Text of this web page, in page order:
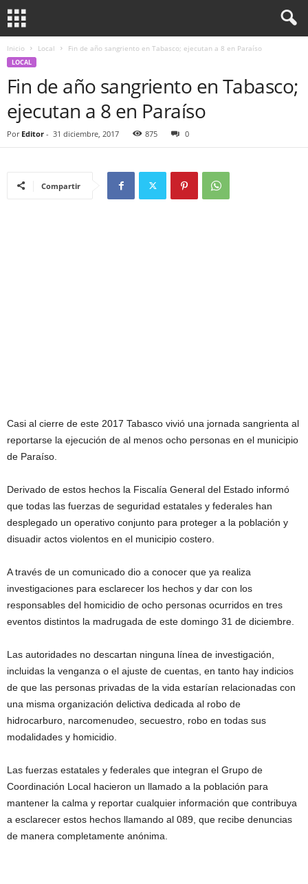
Inicio Local Fin de año sangriento en Tabasco; ejecutan a 8 en Paraíso
LOCAL
Fin de año sangriento en Tabasco;
ejecutan a 8 en Paraíso
Por Editor - 31 diciembre, 2017 875 0
Compartir
Casi al cierre de este 2017 Tabasco vivió una jornada sangrienta al
reportarse la ejecución de al menos ocho personas en el municipio
de Paraíso.
Derivado de estos hechos la Fiscalía General del Estado informó
que todas las fuerzas de seguridad estatales y federales han
desplegado un operativo conjunto para proteger a la población y
disuadir actos violentos en el municipio costero.
A través de un comunicado dio a conocer que ya realiza
investigaciones para esclarecer los hechos y dar con los
responsables del homicidio de ocho personas ocurridos en tres
eventos distintos la madrugada de este domingo 31 de diciembre.
Las autoridades no descartan ninguna línea de investigación,
incluidas la venganza o el ajuste de cuentas, en tanto hay indicios
de que las personas privadas de la vida estarían relacionadas con
una misma organización delictiva dedicada al robo de
hidrocarburo, narcomenudeo, secuestro, robo en todas sus
modalidades y homicidio.
Las fuerzas estatales y federales que integran el Grupo de
Coordinación Local hacieron un llamado a la población para
mantener la calma y reportar cualquier información que contribuya
a esclarecer estos hechos llamando al 089, que recibe denuncias
de manera completamente anónima.